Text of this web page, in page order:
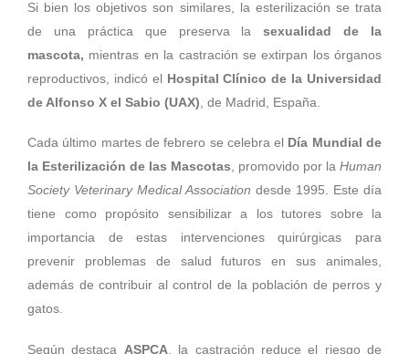
Si bien los objetivos son similares, la esterilización se trata
de una práctica que preserva lasexualidad de la
mascota, mientras en la castración se extirpan los órganos
reproductivos, indicó el Hospital Clínico de la Universidad
de Alfonso X el Sabio (UAX) , de Madrid, España.
Cada último martes de febrero se celebra el Día Mundial de
la Esterilización de las Mascotas, promovido por la Human
Society Veterinary Medical Association desde 1995. Este día
tiene como propósito sensibilizar a los tutores sobre la
importancia de estas intervenciones quirúrgicas para
prevenir problemas de salud futuros en sus animales,
además de contribuir al control de la población de perros y
gatos.
Según destaca ASPCA, la castración reduce el riesgo de